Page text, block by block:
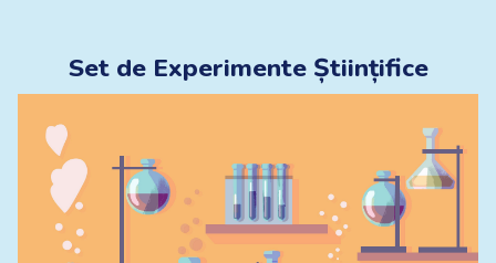
Set de Experimente Științifice